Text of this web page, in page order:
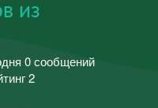
из
0 сообщений
2